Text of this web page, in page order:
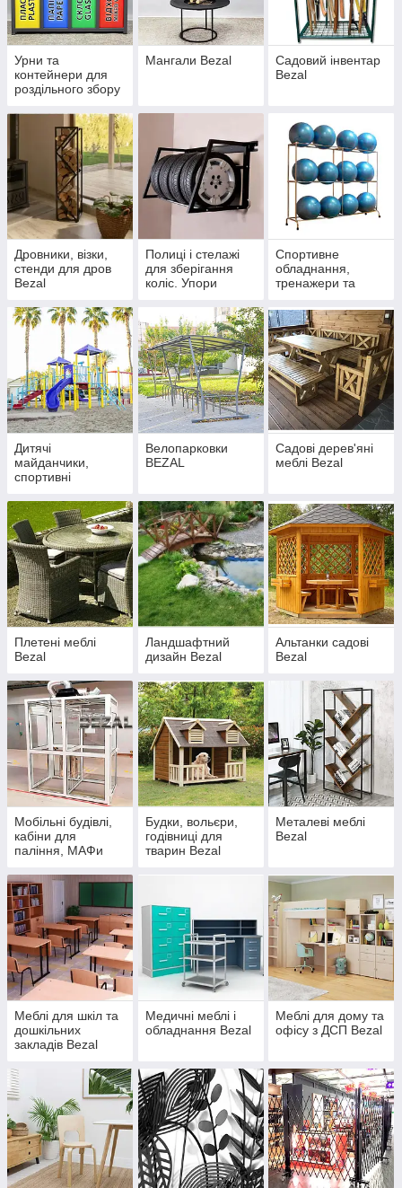
Урни та
контейнери для
роздільного збору
Мангали Bezal
Садовий інвентар
Bezal
Дровники, візки,
стенди для дров
Bezal
Полиці і стелажі
для зберігання
коліс. Упори
Спортивне
обладнання,
тренажери та
Дитячі
майданчики,
спортивні
Велопарковки
BEZAL
Садові дерев'яні
меблі Bezal
Плетені меблі
Bezal
Ландшафтний
дизайн Bezal
Альтанки садові
Bezal
Мобільні будівлі,
кабіни для
паління, МАФи
Будки, вольєри,
годівниці для
тварин Bezal
Металеві меблі
Bezal
Меблі для шкіл та
дошкільних
закладів Bezal
Медичні меблі і
обладнання Bezal
Меблі для дому та
офісу з ДСП Bezal